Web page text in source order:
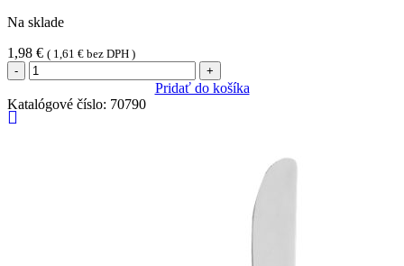
Na sklade
1,98 € ( 1,61 € bez DPH )
množstvo
Jedálenská
vidlička
ELEGANCE
Pridať do košíka
Katalógové číslo: 70790